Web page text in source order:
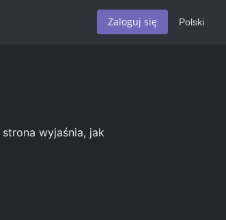
Zaloguj się Polski
wyjaśnia, jak